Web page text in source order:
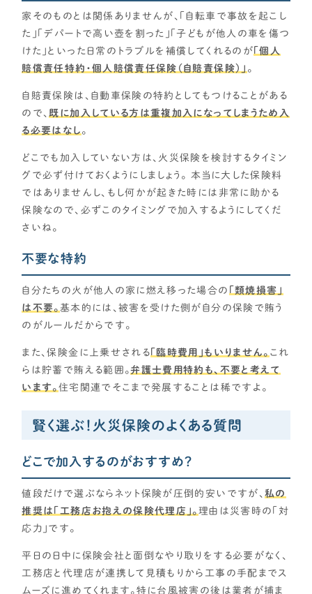
家そのものとは関係ありませんが、「自転車で事故を起こし
た」「デパートで高い壺を割った」「子どもが他人の車を傷つ
けた」といった日常のトラブルを補償してくれるのが
「個人
賠償責任特約・個人賠償責任保険（自賠責保険）」 。
自賠責保険は、自動車保険の特約としてもつけることがある
ので、既に加入している方は重複加入になってしまうため入
る必要はなし 。
どこでも加入していない方は、火災保険を検討するタイミン
グで必ず付けておくようにしましょう。 本当に大した保険料
ではありませんし、もし何かが起きた時には非常に助かる
保険なので、必ずこのタイミングで加入するようにしてくだ
さいね。
不要な特約
自分たちの火が他人の家に燃え移った場合の
「類焼損害」
は不要。 基本的には、被害を受けた側が自分の保険で賄う
のがルールだからです。
また、保険金に上乗せされる 「臨時費用」もいりません。 これ
らは貯蓄で賄える範囲。弁護士費用特約も、不要と考えて
います。 住宅関連でそこまで発展することは稀ですよ。
賢く選ぶ！火災保険のよくある質問
どこで加入するのがおすすめ？
値段だけで選ぶならネット保険が圧倒的安いですが、 私の
推奨は「工務店お抱えの保険代理店」。 理由は災害時の「対
応力」です。
平日の日中に保険会社と面倒なやり取りをする必要がなく、
工務店と代理店が連携して見積もりから工事の手配までス
ムーズに進めてくれます。特に台風被害の後は業者が捕ま